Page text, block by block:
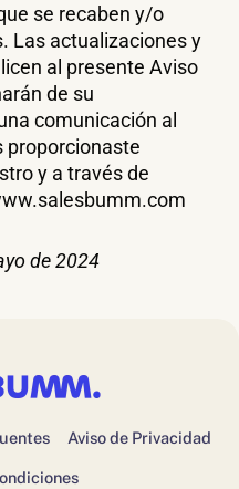
se recaben y/o
Las actualizaciones y
al presente Aviso
de su
comunicación al
proporcionaste
y a través de
de 2024
Aviso de Privacidad